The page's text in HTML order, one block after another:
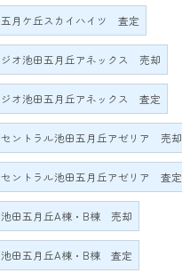
五月ケ丘スカイハイツ 査定
ジオ池田五月丘アネックス 売却
ジオ池田五月丘アネックス 査定
セントラル池田五月丘アゼリア 売却
セントラル池田五月丘アゼリア 査定
池田五月丘A棟・B棟 売却
池田五月丘A棟・B棟 査定